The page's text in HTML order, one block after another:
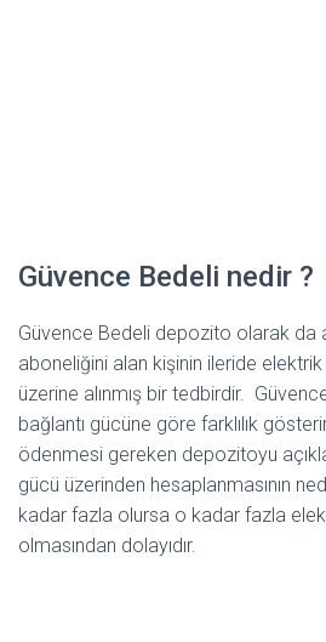
Güvence Bedeli nedir ?
Güvence Bedeli depozito olarak da
aboneliğini alan kişinin ileride
üzerine alınmış bir tedbirdir.
bağlantı gücüne göre farklılık
ödenmesi gereken depozitoyu
gücü üzerinden hesaplanmasının
kadar fazla olursa o kadar fazla
olmasından dolayıdır.